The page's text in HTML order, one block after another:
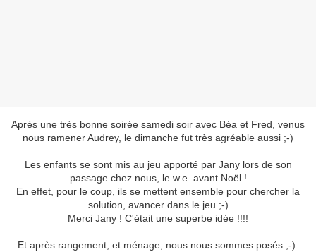
Après une très bonne soirée samedi soir avec Béa et Fred, venus
nous ramener Audrey, le dimanche fut très agréable aussi ;-)
Les enfants se sont mis au jeu apporté par Jany lors de son
passage chez nous, le w.e. avant Noël !
En effet, pour le coup, ils se mettent ensemble pour chercher la
solution, avancer dans le jeu ;-)
Merci Jany ! C'était une superbe idée !!!!
Et après rangement, et ménage, nous nous sommes posés ;-)